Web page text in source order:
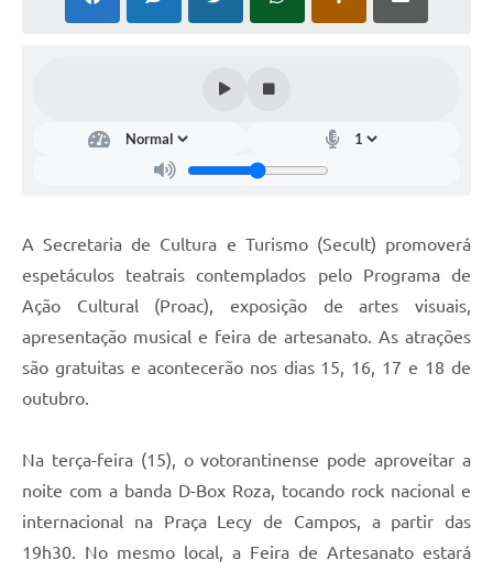
COVID - 19
Jornal (Edições anteriores)
Uso de Internet e Recursos de Informática
Guarda Civil Municipal (GCM)
Arborização urbana
Manual para arquivo de remessa – NFSe
Legislação
IPTU Selo Verde
A Secretaria de Cultura e Turismo (Secult) promoverá
espetáculos teatrais contemplados pelo Programa de
Ação Cultural (Proac), exposição de artes visuais,
apresentação musical e feira de artesanato. As atrações
são gratuitas e acontecerão nos dias 15, 16, 17 e 18 de
outubro.
Na terça-feira (15), o votorantinense pode aproveitar a
noite com a banda D-Box Roza, tocando rock nacional e
internacional na Praça Lecy de Campos, a partir das
19h30. No mesmo local, a Feira de Artesanato estará